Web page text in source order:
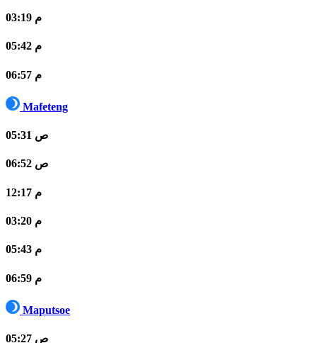
03:19 م
05:42 م
06:57 م
Mafeteng
05:31 ص
06:52 ص
12:17 م
03:20 م
05:43 م
06:59 م
Maputsoe
05:27 ص